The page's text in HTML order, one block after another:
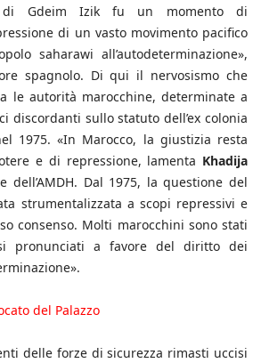
di Gdeim Izik fu un momento di
di un vasto movimento pacifico
saharawi all’autodeterminazione»,
spagnolo. Di qui il nervosismo che
le autorità marocchine, determinate a
discordanti sullo statuto dell’ex colonia
1975. «In Marocco, la giustizia resta
e di repressione, lamenta Khadija
dell’AMDH. Dal 1975, la questione del
strumentalizzata a scopi repressivi e
consenso. Molti marocchini sono stati
pronunciati a favore del diritto dei
del Palazzo
delle forze di sicurezza rimasti uccisi